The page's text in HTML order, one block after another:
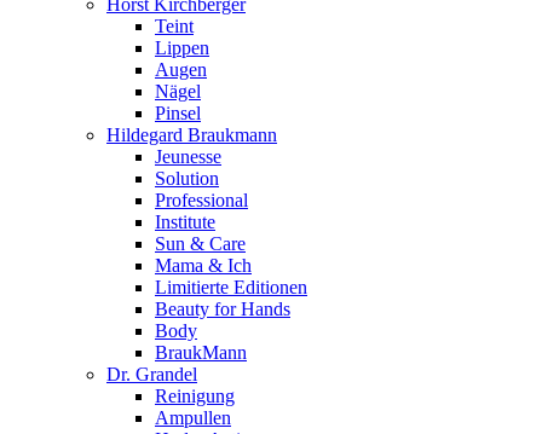
Horst Kirchberger
Teint
Lippen
Augen
Nägel
Pinsel
Hildegard Braukmann
Jeunesse
Solution
Professional
Institute
Sun & Care
Mama & Ich
Limitierte Editionen
Beauty for Hands
Body
BraukMann
Dr. Grandel
Reinigung
Ampullen